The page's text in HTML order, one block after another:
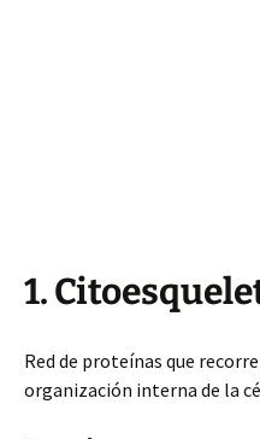
1.
Red de proteínas que
organización interna de la